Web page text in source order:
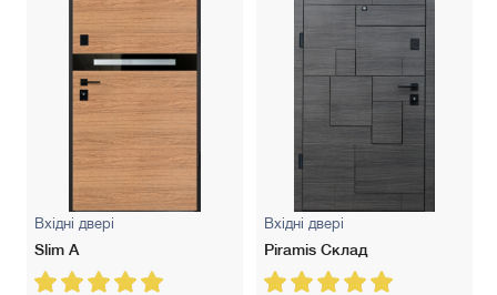
Вхідні двері
Slim A
Вхідні двері
Piramis Склад